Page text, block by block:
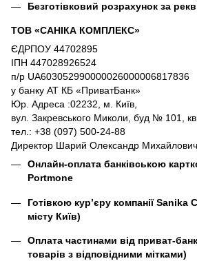
Безготівковий розрахунок за
ТОВ «САНІКА КОМПЛЕКС»
ЄДРПОУ 44702895
ІПН 447028926524
п/р UA603052990000026000006817836
у банку АТ КБ «ПриватБанк»
Юр. Адреса :02232, м. Київ,
вул. Закревського Миколи, буд № 101,
тел.: +38 (097) 500-24-88
Директор Шарий Олександр Михайлович
Онлайн-оплата банківською
Portmone
Готівкою кур’єру компаніїSanika
місту Київ)
Оплата частинами від приват-
товарів з відповідними мітками)